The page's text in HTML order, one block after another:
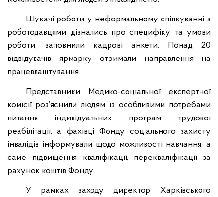
Шукачі роботи у неформальному спілкуванні з
роботодавцями дізнались про специфіку та умови
роботи, заповнили кадрові анкети. Понад 20
відвідувачів ярмарку отримали направлення на
працевлаштування.
Представники Медико-соціальної експертної
комісії роз’яснили людям із особливими потребами
питання індивідуальних програм трудової
реабілітації, а фахівці Фонду соціального захисту
інвалідів інформували щодо можливості навчання, а
саме підвищення кваліфікації, перекваліфікації за
рахунок коштів Фонду.
У рамках заходу директор Харківського